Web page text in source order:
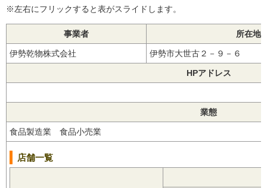
※左右にフリックすると表がスライドします。
事業者 所在地
伊勢乾物株式会社 伊勢市大世古２－９－６
HPアドレス
業態
食品製造業 食品小売業
店舗一覧